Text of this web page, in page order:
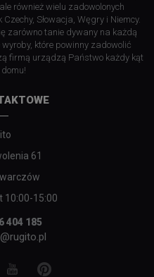
również wielu zadowolonych
Słowacja, Węgry i Niemcy.
zarówno tanie dywany na każdą
które powinny zadowolić
firmą urządzą Państwo każdy kąt
61
10:00-15:00
404 185